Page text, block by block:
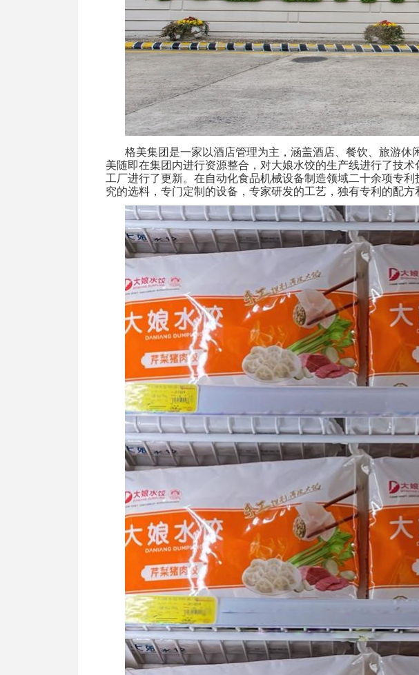
格美集团是一家以酒店管理为主，涵盖酒店、餐饮、旅游
美随即在集团内进行资源整合，对大娘水饺的生产线进行了技
工厂进行了更新。在自动化食品机械设备制造领域二十余项专
究的选料，专门定制的设备，专家研发的工艺，独有专利的配